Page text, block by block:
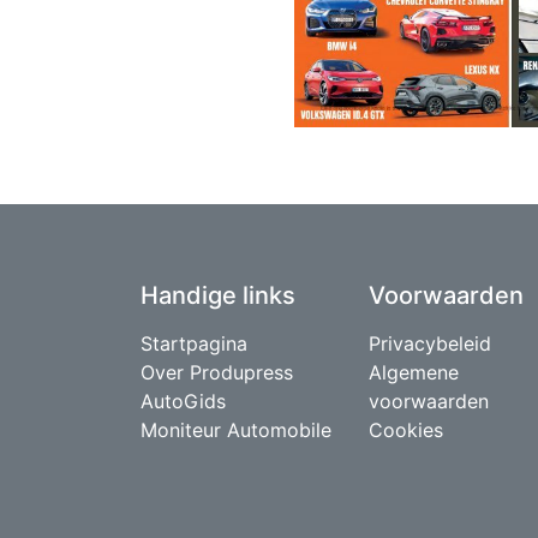
Handige links
Startpagina
Over Produpress
AutoGids
Moniteur Automobile
Voorwaarden
Privacybeleid
Algemene
voorwaarden
Cookies